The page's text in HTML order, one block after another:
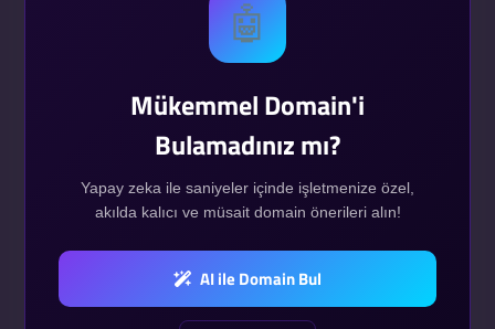
🤖
Mükemmel Domain'i
Bulamadınız mı?
Yapay zeka ile saniyeler içinde işletmenize özel,
akılda kalıcı ve müsait domain önerileri alın!
AI ile Domain Bul
2.500
Demo Admin